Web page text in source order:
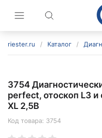
riester.ru / Каталог /
3754
perfect, отоскоп L3 и
XL 2,5В
Код товара: 3754